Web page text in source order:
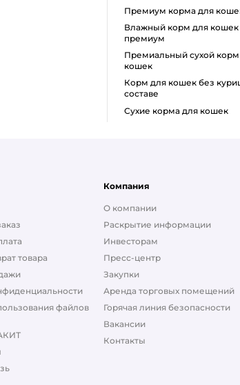
премиум корма для
влажный корм для кошек
премиум
премиальный сухой корм для
кошек
корм для кошек без курицы в
составе
сухие корма для кошек
товара
файлов
Компания
О компании
Раскрытие информации
Инвесторам
Пресс-центр
Закупки
Аренда торговых помещений
Горячая линия безопасности
Вакансии
Контакты